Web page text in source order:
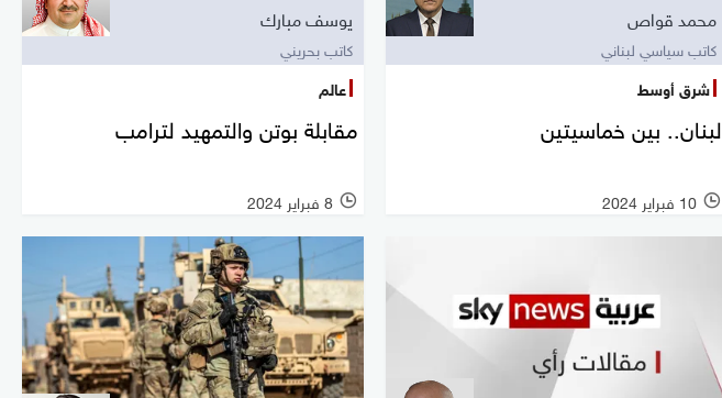
محمد قواص
كاتب سياسي لبناني
شرق أوسط
لبنان.. بين خماسيتين
10 فبراير 2024
يوسف مبارك
كاتب بحريني
عالم
مقابلة بوتن والتمهيد لترامب
8 فبراير 2024